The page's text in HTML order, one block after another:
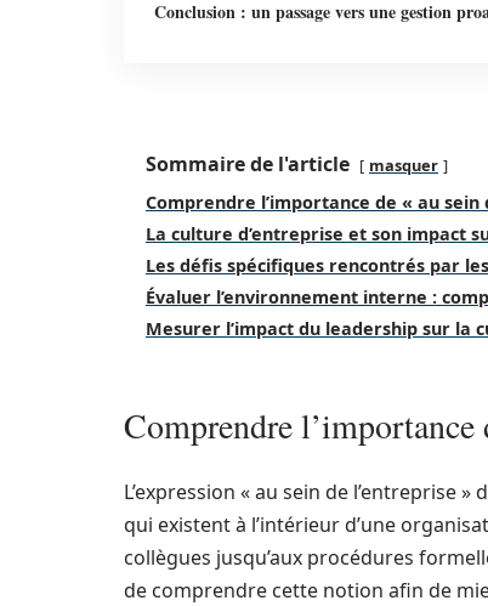
Conclusion : un passage vers une gestion
Sommaire de l'article masquer
Comprendre l’importance de « au sein
La culture d’entreprise et son impact
Les défis spécifiques rencontrés par
Évaluer l’environnement interne :
Mesurer l’impact du leadership sur la
Comprendre l’importance
L’expression « au sein de l’entreprise
qui existent à l’intérieur d’une
collègues jusqu’aux procédures
de comprendre cette notion afin de